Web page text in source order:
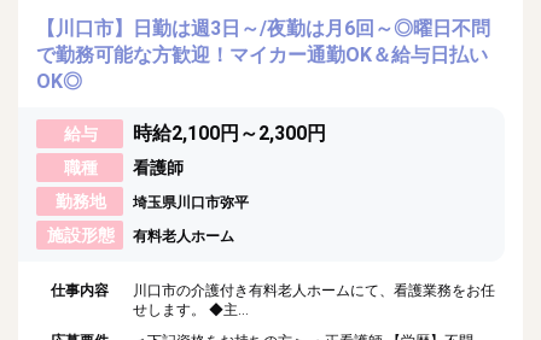
【川口市】日勤は週3日～/夜勤は月6回～◎曜日不問
で勤務可能な方歓迎！マイカー通勤OK＆給与日払い
OK◎
給与 時給2,100円～2,300円
職種
看護師
勤務地
埼玉県川口市弥平
施設形態 有料老人ホーム
仕事内容
川口市の介護付き有料老人ホームにて、看護業務をお任
せします。 ◆主...